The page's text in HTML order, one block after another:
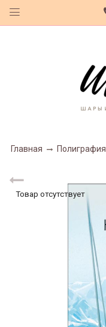
Главная Полиграфия
Товар отсутствует